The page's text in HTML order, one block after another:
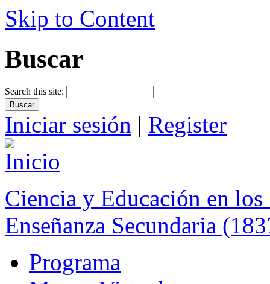
Skip to Content
Buscar
Search this site:
Iniciar sesión | Register
Ciencia y Educación en
Enseñanza Secundaria
Programa